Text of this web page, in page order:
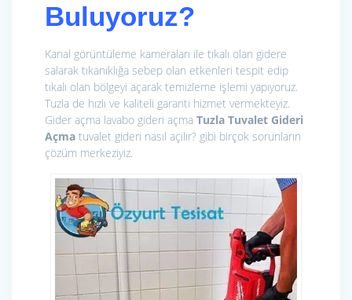
Buluyoruz?
Kanal görüntüleme kameraları ile tıkalı olan gidere
salarak tıkanıklığa sebep olan etkenleri tespit edip
tıkalı olan bölgeyi açarak temizleme işlemi yapıyoruz.
Tuzla de hızlı ve kaliteli garanti hizmet vermekteyiz.
Gider açma lavabo gideri açma Tuzla Tuvalet Gideri
Açma tuvalet gideri nasıl açılır? gibi birçok sorunların
çözüm merkeziyiz.